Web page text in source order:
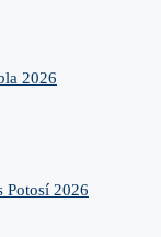
2026
Potosí 2026